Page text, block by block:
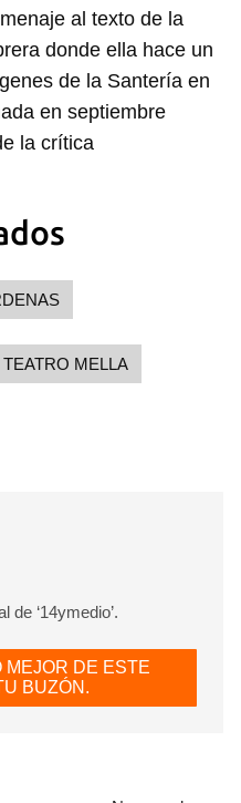
al texto de la
donde ella hace un
de la Santería en
en septiembre
la crítica
TEATRO MELLA
de ‘14ymedio’.
MEJOR DE ESTE
BUZÓN.